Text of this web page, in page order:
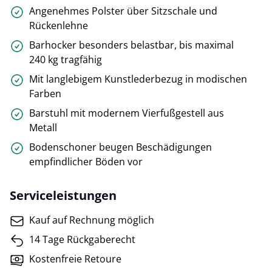
Angenehmes Polster über Sitzschale und
Rückenlehne
Barhocker besonders belastbar, bis maximal
240 kg tragfähig
Mit langlebigem Kunstlederbezug in modischen
Farben
Barstuhl mit modernem Vierfußgestell aus
Metall
Bodenschoner beugen Beschädigungen
empfindlicher Böden vor
Serviceleistungen
Kauf auf Rechnung möglich
14 Tage Rückgaberecht
Kostenfreie Retoure